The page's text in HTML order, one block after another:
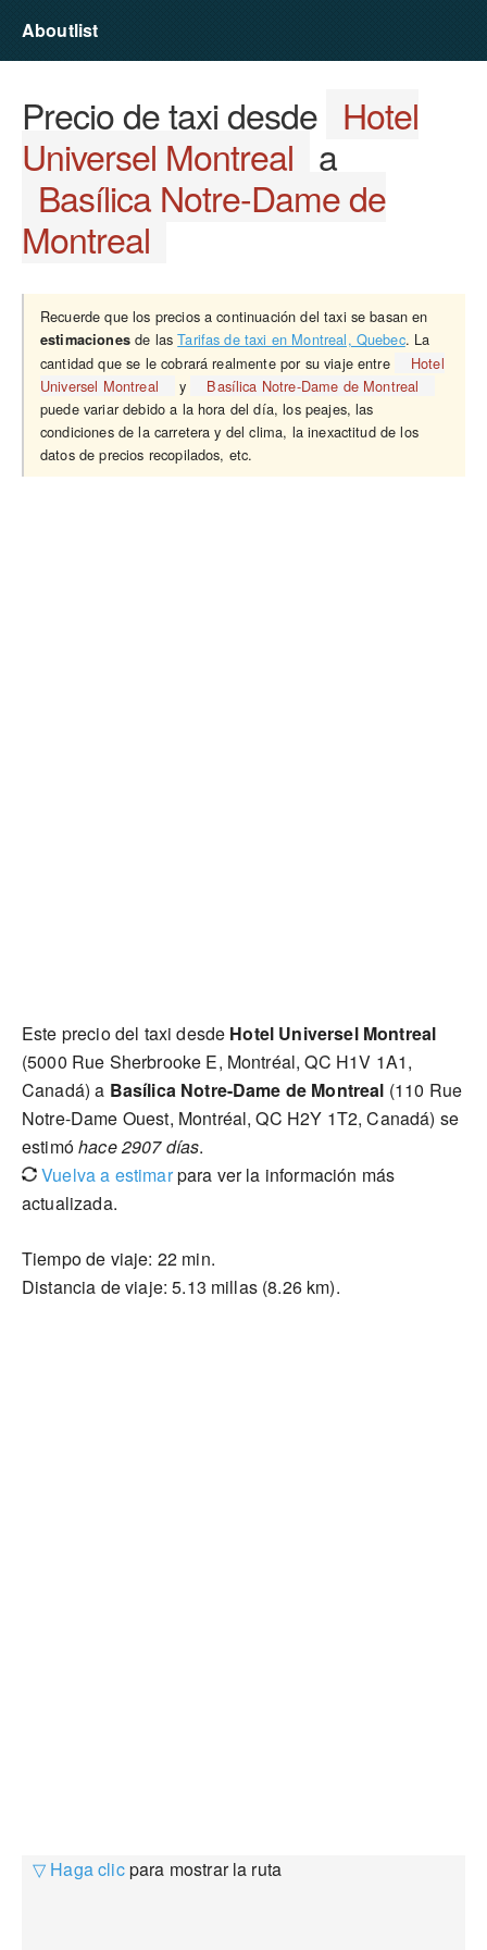
Aboutlist
Precio de taxi desde Hotel
Universel Montreal a
Basílica Notre-Dame de
Montreal
Recuerde que los precios a continuación del taxi se basan en
estimacionesde lasTarifas de taxi en Montreal, Quebec. La
cantidad que se le cobrará realmente por su viaje entre
Hotel
Universel Montreal
y
Basílica Notre-Dame de Montreal
puede variar debido a la hora del día, los peajes, las
condiciones de la carretera y del clima, la inexactitud de los
datos de precios recopilados, etc.
Este precio del taxi desde Hotel Universel Montreal
(5000 Rue Sherbrooke E, Montréal, QC H1V 1A1,
Canadá) a Basílica Notre-Dame de Montreal (110 Rue
Notre-Dame Ouest, Montréal, QC H2Y 1T2, Canadá) se
estimóhace 2907 días.
Vuelva a estimarpara ver la información más
actualizada.
Tiempo de viaje: 22 min.
Distancia de viaje: 5.13 millas (8.26 km).
▽ Haga clicpara mostrar la ruta